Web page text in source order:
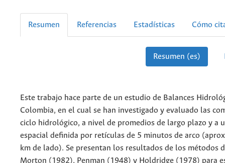
Resumen Referencias Estadísticas Cómo
Resumen (es)
Este trabajo hace parte de un estudio de Balances
Colombia, en el cual se han investigado y evaluado las
ciclo hidrológico, a nivel de promedios de largo plazo y a
espacial definida por retículas de 5 minutos de arco
km de lado). Se presentan los resultados de los métodos
Morton (1982), Penman (1948) y Holdridge (1978) para